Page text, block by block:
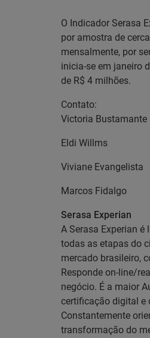
O Indicador Serasa
por amostra de
mensalmente, por
inicia-se em janeiro
de R$ 4 milhões.
Contato:
Victoria
Eldi Willms
Viviane
Marcos
Serasa Experian
A Serasa Experian
todas as etapas do
mercado brasileiro,
Responde on-line/
negócio. É a maior
certificação digital e
Constantemente
transformação do